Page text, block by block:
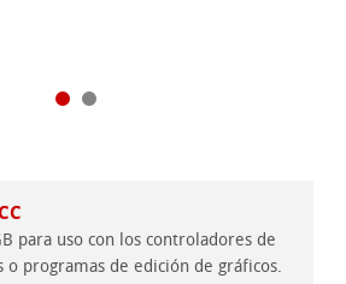
para uso con los controladores de
o programas de edición de gráficos.